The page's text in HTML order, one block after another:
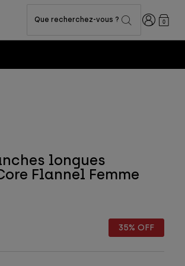
Que recherchez-vous ? Connexion
0
longues
Flannel Femme
35% OFF